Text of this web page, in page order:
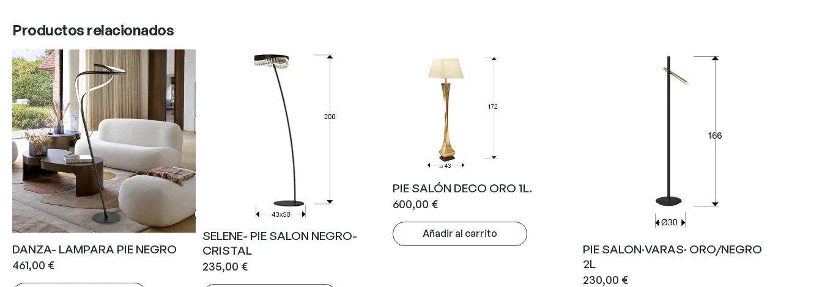
Productos relacionados
DANZA- LAMPARA PIE NEGRO
461,00 €
SELENE- PIE SALON NEGRO-
CRISTAL
235,00 €
PIE SALÓN DECO ORO 1L.
600,00 €
Añadir al carrito
PIE SALON·VARAS· ORO/NEGRO
2L
230,00 €